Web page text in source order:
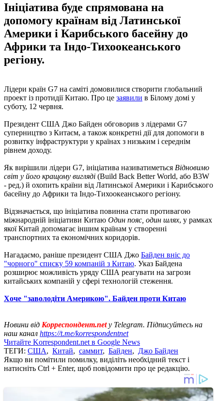
Ініціатива буде спрямована на
допомогу країнам від Латинської
Америки і Карибського басейну до
Африки та Індо-Тихоокеанського
регіону.
Лідери країн G7 на саміті домовилися створити глобальний
проект із протидії Китаю. Про це заявили в Білому домі у
суботу, 12 червня.
Президент США Джо Байден обговорив з лідерами G7
суперництво з Китаєм, а також конкретні дії для допомоги в
розвитку інфраструктури у країнах з низьким і середнім
рівнем доходу.
Як вирішили лідери G7, ініціатива називатиметься Відновимо
світ у його кращому вигляді (Build Back Better World, або B3W
- ред.) й охопить країни від Латинської Америки і Карибського
басейну до Африки та Індо-Тихоокеанського регіону.
Відзначається, що ініціатива повинна стати противагою
міжнародній ініціативи Китаю Один пояс, один шлях, у рамках
якої Китай допомагає іншим країнам у створенні
транспортних та економічних коридорів.
Нагадаємо, раніше президент США Джо Байден вніс до
"чорного" списку 59 компаній з Китаю. Указ Байдена
розширює можливість уряду США реагувати на загрози
китайських компаній у сфері технологій стеження.
Хоче "заволодіти Америкою". Байден проти Китаю
Новини від Корреспондент.netу Telegram. Підписуйтесь на
наш канал https://t.me/korrespondentnet
Читайте Korrespondent.net в Google News
ТЕГИ: США, Китай, саммит, Байден, Джо Байден
Якщо ви помітили помилку, виділіть необхідний текст і
натисніть Ctrl + Enter, щоб повідомити про це редакцію.